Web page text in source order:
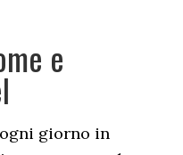
e
giorno in